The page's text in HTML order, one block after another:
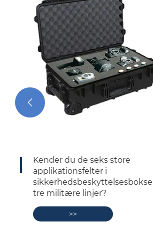
Stigningen og påvirkningen af ​​
plastfiskerisager
>>
